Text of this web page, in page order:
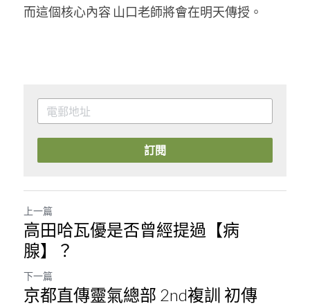
而這個核心內容 山口老師將會在明天傳授。
訂閱
上一篇
高田哈瓦優是否曾經提過【病
腺】？
下一篇
京都直傳靈氣總部 2nd複訓 初傳